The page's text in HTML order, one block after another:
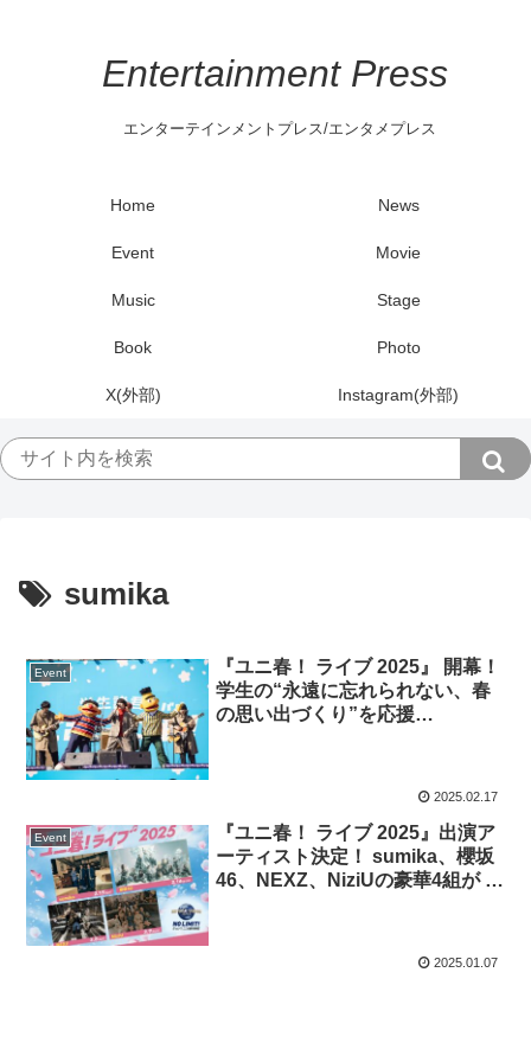
Entertainment Press
エンターテインメントプレス/エンタメプレス
Home News
Event Movie
Music Stage
Book Photo
X(外部) Instagram(外部)
sumika
Event
『ユニ春！ ライブ 2025』 開幕！
学生の“永遠に忘れられない、春
の思い出づくり”を応援
2025.02.17
Event
『ユニ春！ ライブ 2025』出演ア
ーティスト決定！ sumika、櫻坂
46、NEXZ、NiziUの豪華4組が 春
2025.01.07